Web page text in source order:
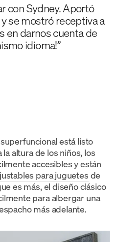
con Sydney. Aportó
se mostró receptiva a
en darnos cuenta de
idioma!”
está listo
altura de los niños, los
accesibles y están
para juguetes de
es más, el diseño clásico
para albergar una
más adelante.